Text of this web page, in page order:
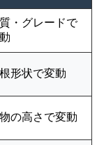
・グレードで
形状で変動
の高さで変動